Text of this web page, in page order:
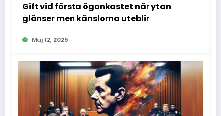
Gift vid första ögonkastet när ytan
glänser men känslorna uteblir
Maj 12, 2025